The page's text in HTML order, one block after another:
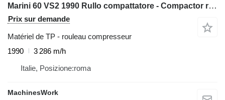
Marini 60 VS2 1990 Rullo compattatore - Compactor roller
Prix sur demande
Matériel de TP - rouleau compresseur
1990
3 286 m/h
Italie, Posizione:roma
MachinesWork